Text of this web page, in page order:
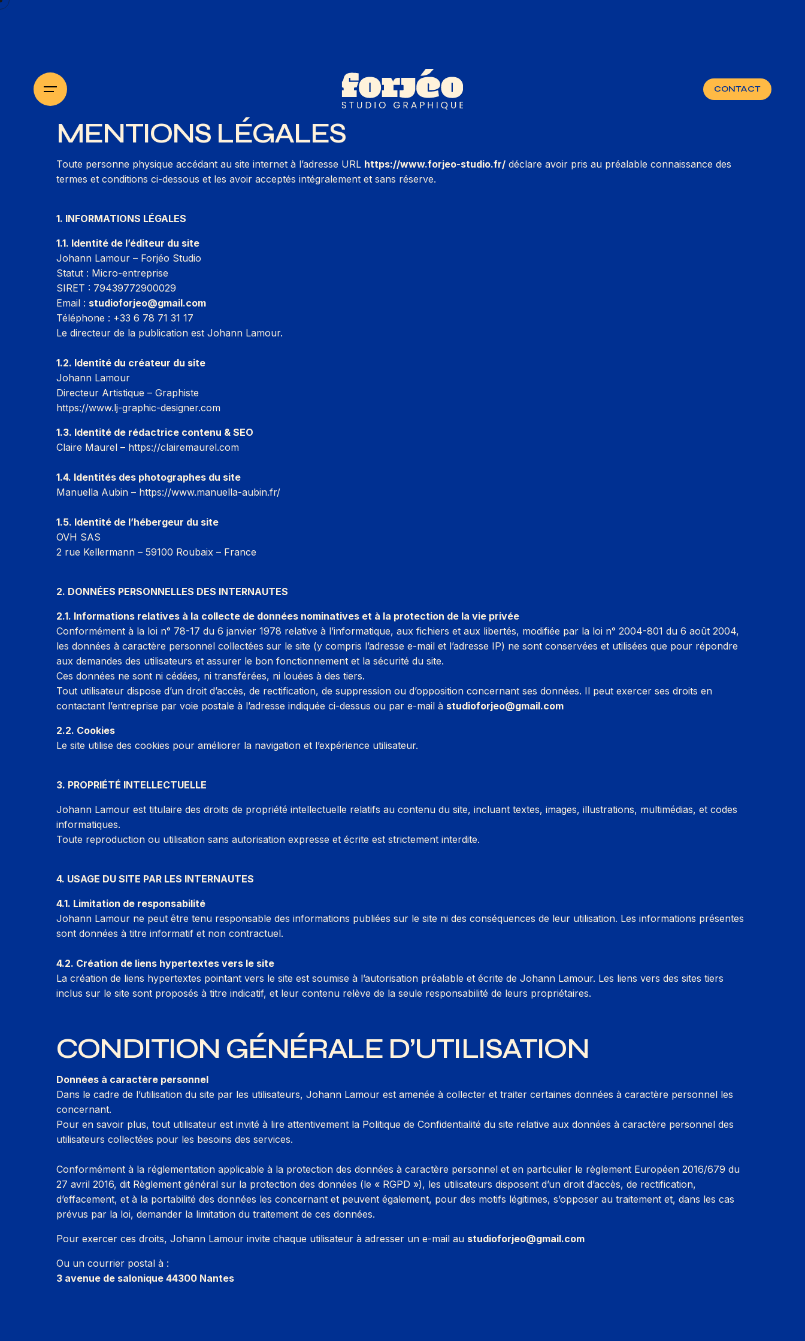
CONTACT
MENTIONS LÉGALES
Toute personne physique accédant au site internet à l’adresse URL https://www.forjeo-studio.fr/ déclare avoir pris au préalable connaissance des
termes et conditions ci-dessous et les avoir acceptés intégralement et sans réserve.
1. INFORMATIONS LÉGALES
1.1. Identité de l’éditeur du site
Johann Lamour – Forjéo Studio
Statut : Micro-entreprise
SIRET : 79439772900029
Email : studioforjeo@gmail.com
Téléphone : +33 6 78 71 31 17‬
Le directeur de la publication est Johann Lamour.
1.2. Identité du créateur du site
Johann Lamour
Directeur Artistique – Graphiste
https://www.lj-graphic-designer.com
1.3. Identité de rédactrice contenu & SEO
Claire Maurel – https://clairemaurel.com
1.4. Identités des photographes du site
Manuella Aubin – https://www.manuella-aubin.fr/
1.5. Identité de l’hébergeur du site
OVH SAS
2 rue Kellermann – 59100 Roubaix – France
2. DONNÉES PERSONNELLES DES INTERNAUTES
2.1. Informations relatives à la collecte de données nominatives et à la protection de la vie privée
Conformément à la loi n° 78-17 du 6 janvier 1978 relative à l’informatique, aux fichiers et aux libertés, modifiée par la loi n° 2004-801 du 6 août 2004,
les données à caractère personnel collectées sur le site (y compris l’adresse e-mail et l’adresse IP) ne sont conservées et utilisées que pour répondre
aux demandes des utilisateurs et assurer le bon fonctionnement et la sécurité du site.
Ces données ne sont ni cédées, ni transférées, ni louées à des tiers.
Tout utilisateur dispose d’un droit d’accès, de rectification, de suppression ou d’opposition concernant ses données. Il peut exercer ses droits en
contactant l’entreprise par voie postale à l’adresse indiquée ci-dessus ou par e-mail à studioforjeo@gmail.com
2.2. Cookies
Le site utilise des cookies pour améliorer la navigation et l’expérience utilisateur.
3. PROPRIÉTÉ INTELLECTUELLE
Johann Lamour est titulaire des droits de propriété intellectuelle relatifs au contenu du site, incluant textes, images, illustrations, multimédias, et codes
informatiques.
Toute reproduction ou utilisation sans autorisation expresse et écrite est strictement interdite.
4. USAGE DU SITE PAR LES INTERNAUTES
4.1. Limitation de responsabilité
Johann Lamour ne peut être tenu responsable des informations publiées sur le site ni des conséquences de leur utilisation. Les informations présentes
sont données à titre informatif et non contractuel.
4.2. Création de liens hypertextes vers le site
La création de liens hypertextes pointant vers le site est soumise à l’autorisation préalable et écrite de Johann Lamour. Les liens vers des sites tiers
inclus sur le site sont proposés à titre indicatif, et leur contenu relève de la seule responsabilité de leurs propriétaires.
CONDITION GÉNÉRALE D’UTILISATION
Données à caractère personnel
Dans le cadre de l’utilisation du site par les utilisateurs, Johann Lamour est amenée à collecter et traiter certaines données à caractère personnel les
concernant.
Pour en savoir plus, tout utilisateur est invité à lire attentivement la Politique de Confidentialité du site relative aux données à caractère personnel des
utilisateurs collectées pour les besoins des services.
Conformément à la réglementation applicable à la protection des données à caractère personnel et en particulier le règlement Européen 2016/679 du
27 avril 2016, dit Règlement général sur la protection des données (le « RGPD »), les utilisateurs disposent d’un droit d’accès, de rectification,
d’effacement, et à la portabilité des données les concernant et peuvent également, pour des motifs légitimes, s’opposer au traitement et, dans les cas
prévus par la loi, demander la limitation du traitement de ces données.
Pour exercer ces droits, Johann Lamour invite chaque utilisateur à adresser un e-mail au studioforjeo@gmail.com
Ou un courrier postal à :
3 avenue de salonique 44300 Nantes